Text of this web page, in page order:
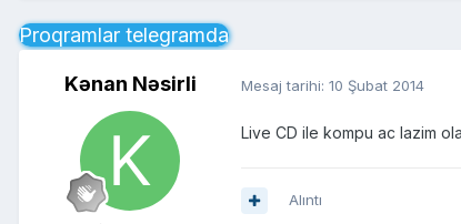
Proqramlar telegramda
Kənan Nəsirli Mesaj tarihi: 10 Şubat 2014
Live CD ile kompu ac lazim
Alıntı